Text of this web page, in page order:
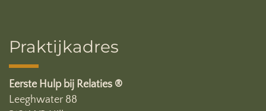
Praktijkadres
Eerste Hulp bij Relaties ®
Leeghwater 88